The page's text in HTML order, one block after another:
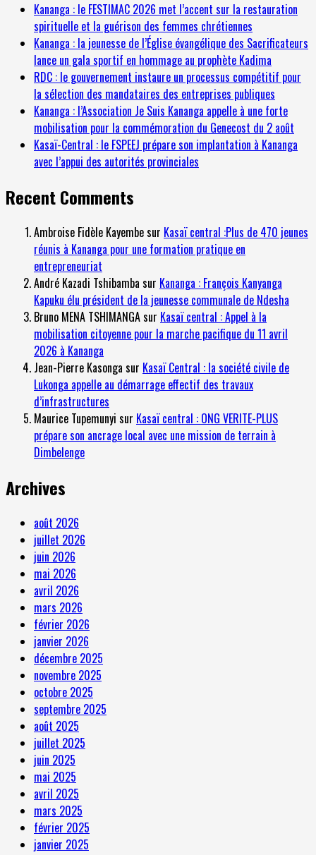
Kananga : le FESTIMAC 2026 met l’accent sur la restauration
spirituelle et la guérison des femmes chrétiennes
Kananga : la jeunesse de l’Église évangélique des Sacrificateurs
lance un gala sportif en hommage au prophète Kadima
RDC : le gouvernement instaure un processus compétitif pour
la sélection des mandataires des entreprises publiques
Kananga : l’Association Je Suis Kananga appelle à une forte
mobilisation pour la commémoration du Genecost du 2 août
Kasaï-Central : le FSPEEJ prépare son implantation à Kananga
avec l’appui des autorités provinciales
Recent Comments
Ambroise Fidèle Kayembesur Kasaï central :Plus de 470 jeunes
réunis à Kananga pour une formation pratique en
entrepreneuriat
André Kazadi Tshibamba sur Kananga : François Kanyanga
Kapuku élu président de la jeunesse communale de Ndesha
Bruno MENA TSHIMANGAsur Kasaï central : Appel à la
mobilisation citoyenne pour la marche pacifique du 11 avril
2026 à Kananga
Jean-Pierre Kasonga sur Kasaï Central : la société civile de
Lukonga appelle au démarrage effectif des travaux
d’infrastructures
Maurice Tupemunyi sur Kasaï central : ONG VERITE-PLUS
prépare son ancrage local avec une mission de terrain à
Dimbelenge
Archives
août 2026
juillet 2026
juin 2026
mai 2026
avril 2026
mars 2026
février 2026
janvier 2026
décembre 2025
novembre 2025
octobre 2025
septembre 2025
août 2025
juillet 2025
juin 2025
mai 2025
avril 2025
mars 2025
février 2025
janvier 2025